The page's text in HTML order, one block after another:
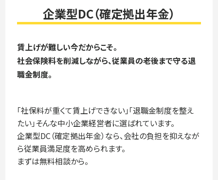
企業型DC（確定拠出年金）
賃上げが難しい今だからこそ。
社会保険料を削減しながら、従業員の老後まで守る退
職金制度。
「社保料が重くて賃上げできない」「退職金制度を整え
たい」そんな中小企業経営者に選ばれています。
企業型DC（確定拠出年金）なら、会社の負担を抑えなが
ら従業員満足度を高められます。
まずは無料相談から。